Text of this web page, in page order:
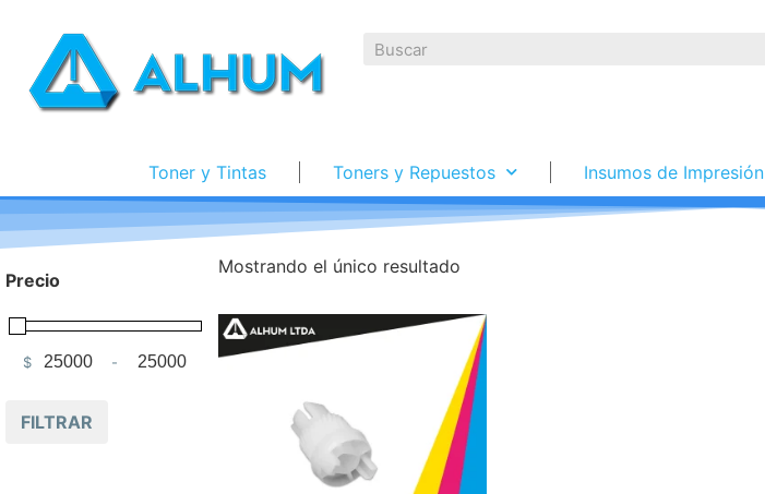
Toner y Tintas Toners y Repuestos Insumos de Impresión
Precio
$ Minimum Price
-Maximum Price
FILTRAR
Mostrando el único resultado